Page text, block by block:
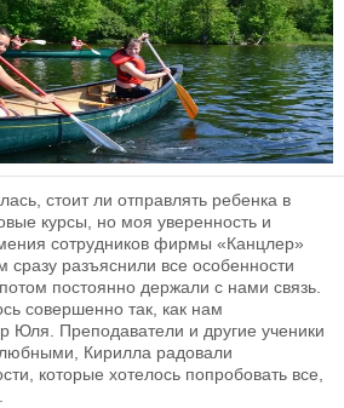
стоит ли отправлять ребенка в
курсы, но моя уверенность и
сотрудников фирмы «Канцлер»
разъяснили все особенности
постоянно держали с нами связь.
совершенно так, как нам
Юля. Преподаватели и другие ученики
Кирилла радовали
которые хотелось попробовать все,